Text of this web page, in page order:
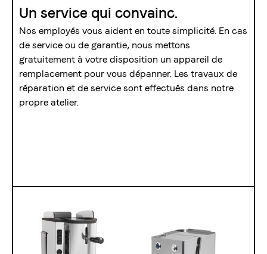
Un service qui convainc.
Nos employés vous aident en toute simplicité. En cas
de service ou de garantie, nous mettons
gratuitement à votre disposition un appareil de
remplacement pour vous dépanner. Les travaux de
réparation et de service sont effectués dans notre
propre atelier.